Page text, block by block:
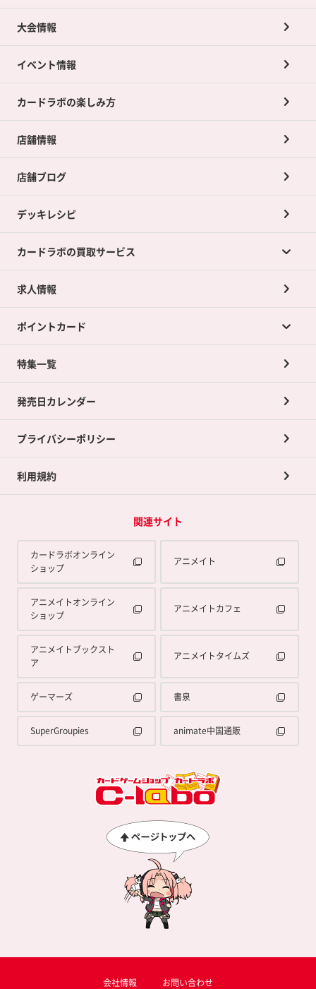
大会情報
イベント情報
カードラボの楽しみ方
店舗情報
店舗ブログ
デッキレシピ
カードラボの買取サービス
カードラボの買取サービスTOP
店舗買取について
ネット買取について
買取承諾書について
求人情報
ポイントカード
ポイントカードTOP
ポイント交換景品
特集一覧
発売日カレンダー
プライバシーポリシー
利用規約
関連サイト
カードラボオンライン
ショップ
アニメイト
アニメイトオンライン
ショップ
アニメイトカフェ
アニメイトブックスト
ア
アニメイトタイムズ
ゲーマーズ 書泉
SuperGroupies animate中国通販
会社情報 お問い合わせ